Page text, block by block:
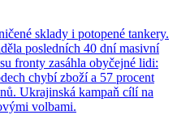
sklady i potopené tankery.
posledních 40 dní masivní
fronty zasáhla obyčejné lidi:
chybí zboží a 57 procent
Ukrajinská kampaň cílí na
volbami.